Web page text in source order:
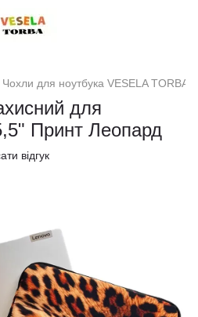
Чохли для ноутбука VESELA TORBA
для
Принт Леопард
відгук